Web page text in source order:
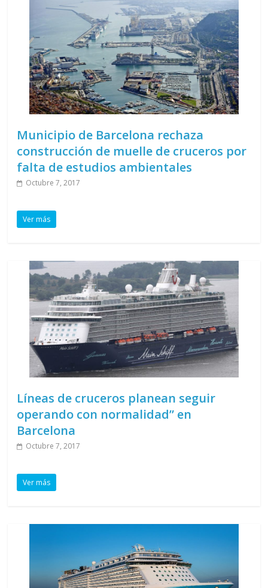
Municipio de Barcelona rechaza
construcción de muelle de cruceros por
falta de estudios ambientales
Octubre 7, 2017
Ver más
Líneas de cruceros planean seguir
operando con normalidad” en
Barcelona
Octubre 7, 2017
Ver más